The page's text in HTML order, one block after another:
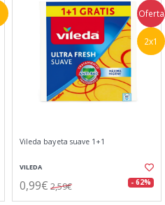
Oferta
2x1
Vileda bayeta suave 1+1
VILEDA
0,99€ 2,59€ - 62%